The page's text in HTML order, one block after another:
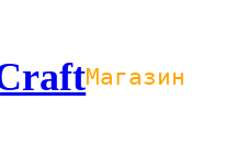
Магазин